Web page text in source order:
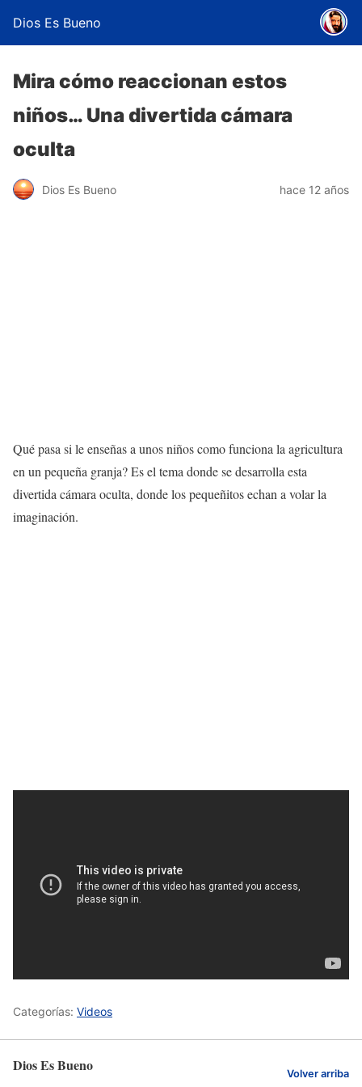
Dios Es Bueno
Mira cómo reaccionan estos
niños… Una divertida cámara
oculta
Dios Es Bueno hace 12 años
Qué pasa si le enseñas a unos niños como funciona la agricultura
en un pequeña granja? Es el tema donde se desarrolla esta
divertida cámara oculta, donde los pequeñitos echan a volar la
imaginación.
Categorías: Videos
Dios Es Bueno Volver arriba